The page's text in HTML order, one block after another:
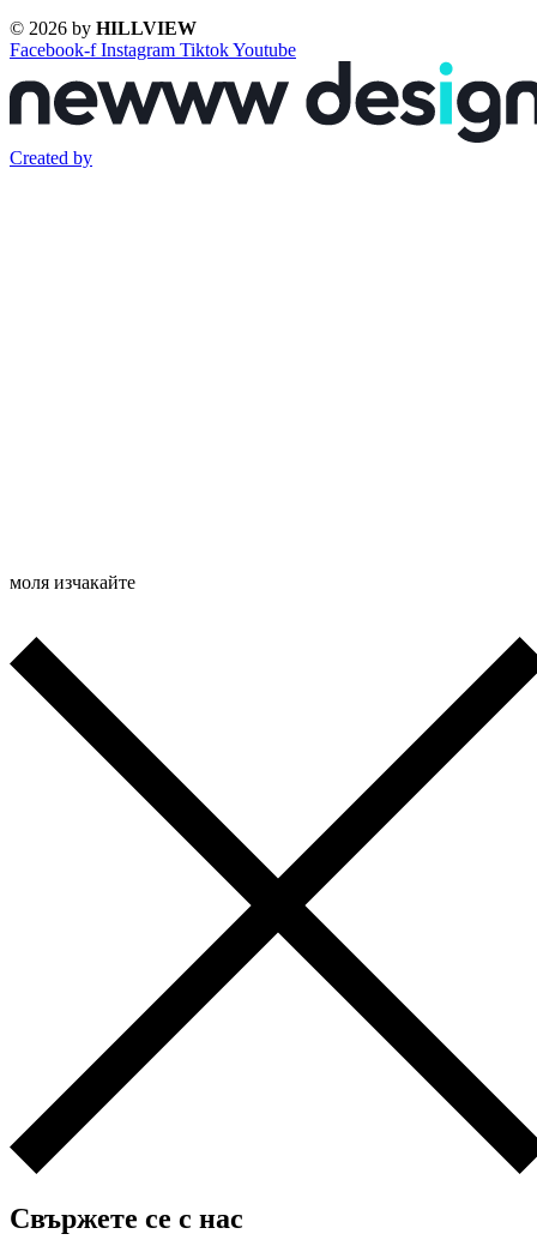
© 2026 by HILLVIEW
Facebook-f Instagram TiktokYoutube
Created by
моля изчакайте
Свържете се с нас